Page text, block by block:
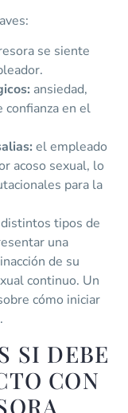
se siente
ansiedad,
confianza en el
el empleado
acoso sexual, lo
para la
tipos de
una
de su
continuo. Un
cómo iniciar
SI DEBE
CON